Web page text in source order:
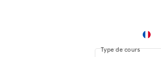
Type de cours